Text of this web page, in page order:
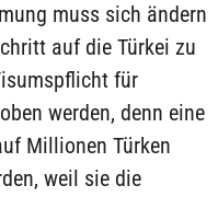
muss sich ändern
auf die Türkei zu
für
werden, denn eine
Millionen Türken
weil sie die